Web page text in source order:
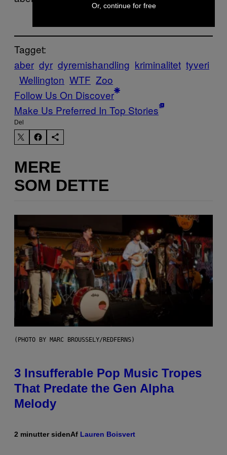
Tagget:
aber dyr dyremishandling kriminalitet tyveri
Wellington WTF Zoo
Follow Us On Discover
Make Us Preferred In Top Stories
Del
MERE
SOM DETTE
(PHOTO BY MARC BROUSSELY/REDFERNS)
3 Insufferable Pop Music Tropes
That Predate the Gen Alpha
Melody
2 minutter sidenAf Lauren Boisvert
Or, continue for free